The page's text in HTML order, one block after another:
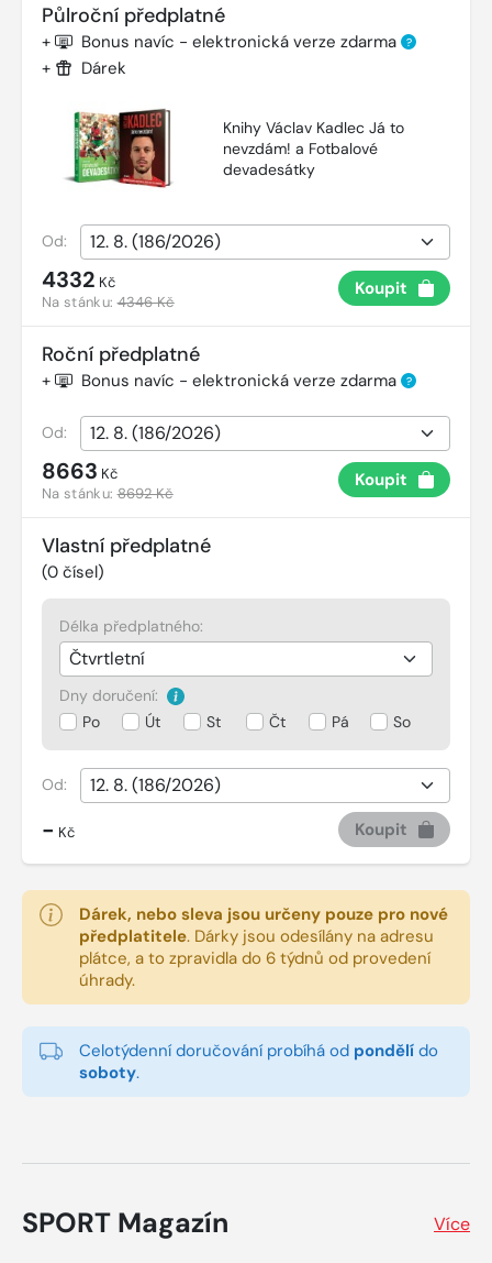
Půlroční předplatné
+ Bonus navíc - elektronická verze zdarma ?
+ Dárek
Knihy Václav Kadlec Já to
nevzdám! a Fotbalové
devadesátky
Od:
4332 Kč
Na stánku:4346 Kč
Koupit
Roční předplatné
+ Bonus navíc - elektronická verze zdarma ?
Od:
8663 Kč
Na stánku:8692 Kč
Koupit
Vlastní předplatné
(0 čísel)
Délka předplatného:
Dny doručení:
Po
Út St Čt Pá So
Od:
- Kč Koupit
Dárek, nebo sleva jsou určeny pouze pro nové
předplatitele. Dárky jsou odesílány na adresu
plátce, a to zpravidla do 6 týdnů od provedení
úhrady.
Celotýdenní doručování probíhá od pondělí do
soboty.
SPORT Magazín Více